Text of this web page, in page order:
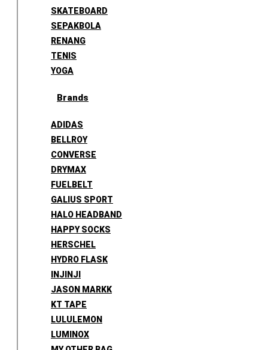
SKATEBOARD
SEPAKBOLA
RENANG
TENIS
YOGA
Brands
ADIDAS
BELLROY
CONVERSE
DRYMAX
FUELBELT
GALIUS SPORT
HALO HEADBAND
HAPPY SOCKS
HERSCHEL
HYDRO FLASK
INJINJI
JASON MARKK
KT TAPE
LULULEMON
LUMINOX